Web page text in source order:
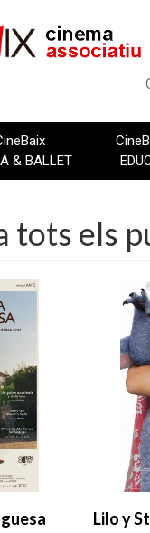
& BALLET
tots els
Lilo y